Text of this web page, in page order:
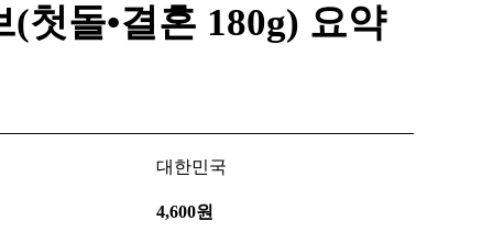
첫돌•결혼 180g) 요약
대한민국
4,600원